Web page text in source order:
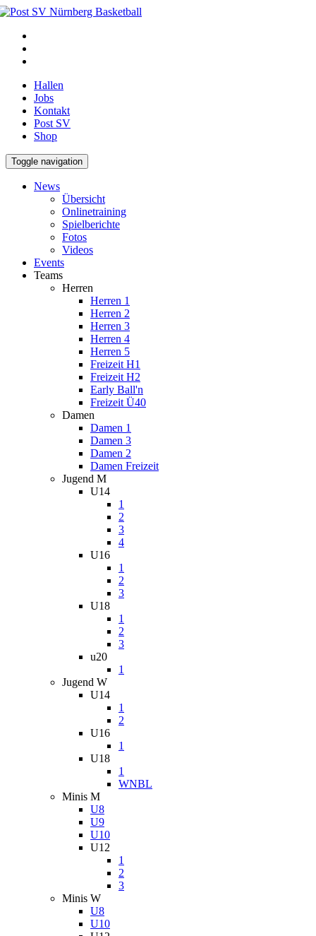
Hallen
Jobs
Kontakt
Post SV
Shop
Toggle navigation
News
Übersicht
Onlinetraining
Spielberichte
Fotos
Videos
Events
Teams
Herren
Herren 1
Herren 2
Herren 3
Herren 4
Herren 5
Freizeit H1
Freizeit H2
Early Ball'n
Freizeit Ü40
Damen
Damen 1
Damen 3
Damen 2
Damen Freizeit
Jugend M
U14
1
2
3
4
U16
1
2
3
U18
1
2
3
u20
1
Jugend W
U14
1
2
U16
1
U18
1
WNBL
Minis M
U8
U9
U10
U12
1
2
3
Minis W
U8
U10